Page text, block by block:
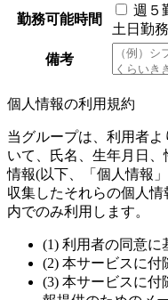
勤務可能時間
週５
土日勤
備考
個人情報の利用規約
当グループは、利用者
いて、氏名、生年月日
情報(以下、「個人情報
収集したそれらの個人
内でのみ利用します。
(1) 利用者の同意に
(2) 本サービスに付
(3) 本サービスに